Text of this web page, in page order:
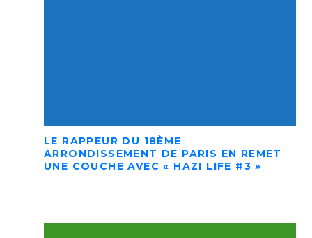
LE RAPPEUR DU 18ÈME
ARRONDISSEMENT DE PARIS EN REMET
UNE COUCHE AVEC « HAZI LIFE #3 »